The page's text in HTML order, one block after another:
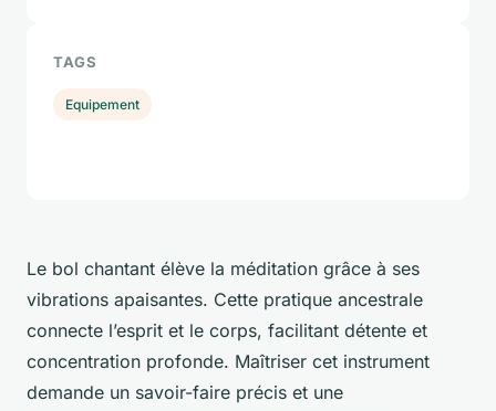
Le bol chantant élève la méditation grâce à ses
vibrations apaisantes. Cette pratique ancestrale
connecte l’esprit et le corps, facilitant détente et
concentration profonde. Maîtriser cet instrument
demande un savoir-faire précis et une
TAGS
Equipement